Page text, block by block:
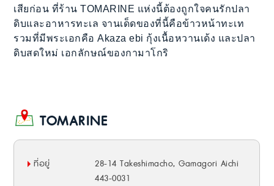
เสียก่อน ที่ร้าน TOMARINE แห่งนี้ต้องถูกใจคนรักปลา
ดิบและอาหารทะเล จานเด็ดของที่นี้คือข้าวหน้าทะเท
รวมที่มีพระเอกคือ Akaza ebi กุ้งเนื้อหวานเด้ง และปลา
ดิบสดใหม่ เอกลักษณ์ของกามาโกริ
TOMARINE
ที่อยู่
28-14 Takeshimacho, Gamagori Aichi
443-0031